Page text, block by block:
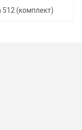
512 (комплект)